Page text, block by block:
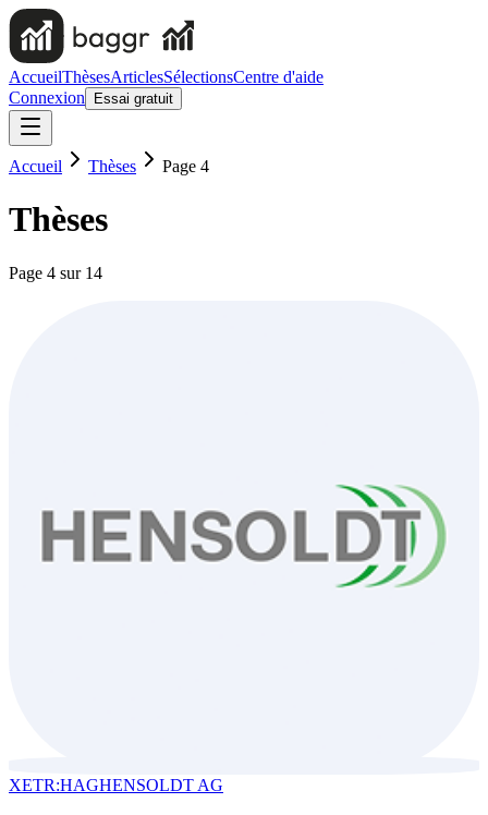
AccueilThèsesArticlesSélectionsCentre d'aide
Connexion
Essai gratuit
Accueil Thèses Page 4
Thèses
Page 4 sur 14
XETR:HAGHENSOLDT AG